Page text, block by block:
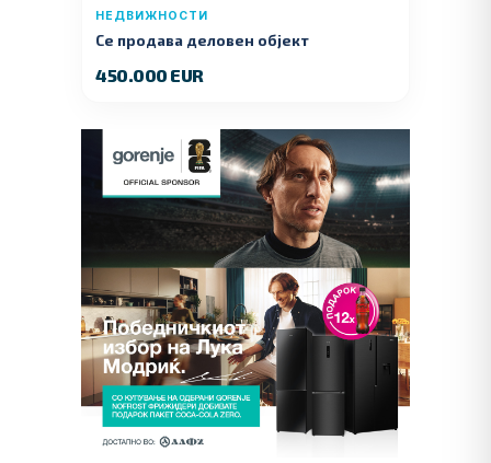
НЕДВИЖНОСТИ
Се продава деловен објект
450.000 EUR